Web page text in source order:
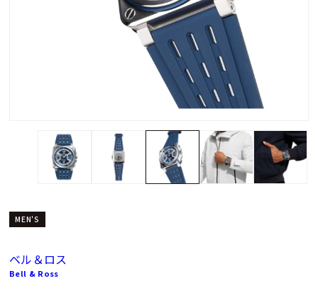
MEN'S
ベル＆ロス
Bell & Ross